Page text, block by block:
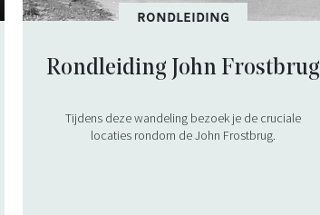
RONDLEIDING
Rondleiding John Frostbrug
Tijdens deze wandeling bezoek je de cruciale
locaties rondom de John Frostbrug.